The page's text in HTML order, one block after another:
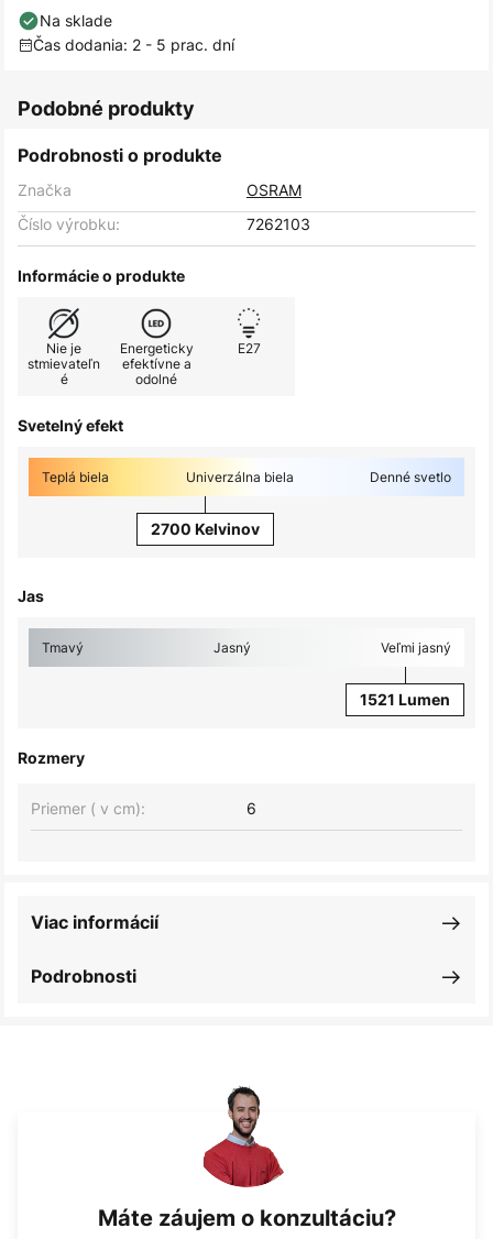
Na sklade
Čas dodania: 2 - 5 prac. dní
Podobné produkty
Podrobnosti o produkte
Značka
OSRAM
Číslo výrobku:
7262103
Informácie o produkte
Nie je
stmievateľn
é
Energeticky
efektívne a
odolné
E27
Svetelný efekt
Teplá biela Univerzálna biela Denné svetlo
2700 Kelvinov
Jas
Tmavý Jasný Veľmi jasný
1521 Lumen
Rozmery
Priemer ( v cm): 6
Podrobnosti
Viac informácií
Máte záujem o konzultáciu?